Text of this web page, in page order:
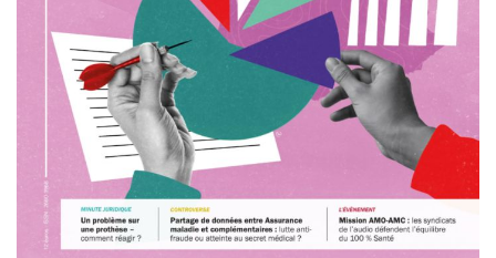
des sujets présentaient des pathologies
vestibulaires périphériques, 41,1 % des
pathologies centrales et 10 % des problèmes
métaboliques ou musculaires. Lors d’une phase
initiale, une classification des données
(« clustering ») a permis de définir six profils
audiométriques. Le premier regroupait des
sujets normo-entendants, les deux suivants
rassemblaient des personnes présentant des